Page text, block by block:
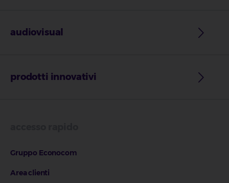
audiovisual
prodotti innovativi
Gruppo Econocom
Area clienti